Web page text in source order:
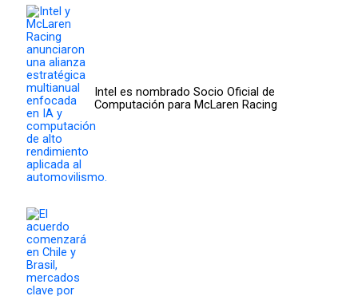
Intel es nombrado Socio Oficial de
Computación para McLaren Racing